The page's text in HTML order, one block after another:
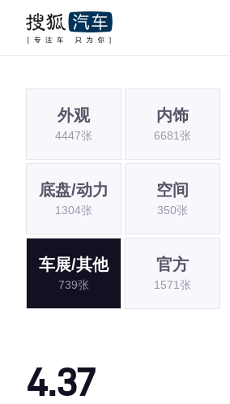
外观
4447张
内饰
6681张
底盘/动力
1304张
空间
350张
车展/其他
739张
官方
1571张
4.37